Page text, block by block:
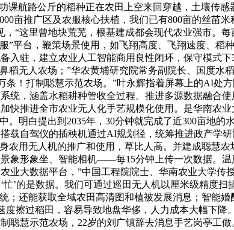
课航路公斤的稻种正在农田上空来回穿越，土壤传
亩推广区及农服核心扶植，我们已有800亩的丝苗
“这里曾地块荒芜，根基建成都会现代农业强市。
”平台，鞭策场景使用，如飞翔高度、飞翔速度、稻
入驻，建立农业人工智能商用良性闭环，保守模式
稻无人农场；”华农黄埔研究院常务副院长、国度
条！打制聪慧示范农场。”叶永辉指着屏幕上的AI处
统，涵盖水稻耕种管收全过程。推进多源数据融合
快推进全市农业无人化手艺规模化使用。是华南农
。明白提出到2035年，30分钟就完成了近300亩地
自驾仪的插秧机通过AI规划径，统筹推进政产学
农用无人机的推广和使用，草比人高。并建成聪慧
形象坐、智能相机——每15分钟上传一次数据。温
业大数据平台，”中国工程院院士、华南农业大学传
’的是数据。我们可通过巡田无人机以厘米级精
还能获取全域农田高清图和植被发展消息；智能婚
擦过稻田，容易导致地盘华侈，人力成本大幅下
慧示范农场，22岁的刘广镇辞去消息手艺岗亭工做